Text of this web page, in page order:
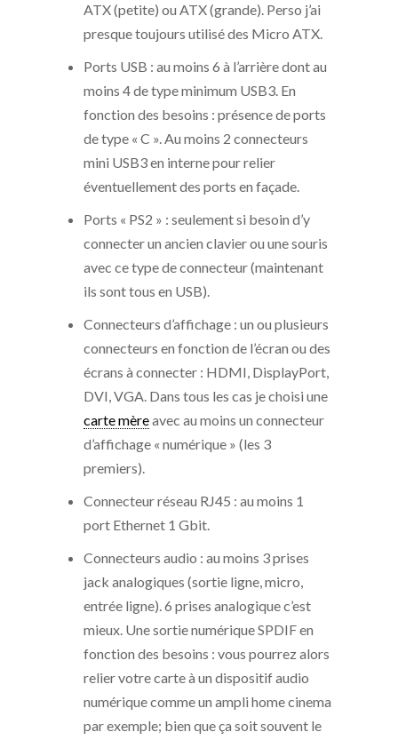
ATX (petite) ou ATX (grande). Perso j’ai
presque toujours utilisé des Micro ATX.
Ports USB : au moins 6 à l’arrière dont au
moins 4 de type minimum USB3. En
fonction des besoins : présence de ports
de type « C ». Au moins 2 connecteurs
mini USB3 en interne pour relier
éventuellement des ports en façade.
Ports « PS2 » : seulement si besoin d’y
connecter un ancien clavier ou une souris
avec ce type de connecteur (maintenant
ils sont tous en USB).
Connecteurs d’affichage : un ou plusieurs
connecteurs en fonction de l’écran ou des
écrans à connecter : HDMI, DisplayPort,
DVI, VGA. Dans tous les cas je choisi une
carte mèreavec au moins un connecteur
d’affichage « numérique » (les 3
premiers).
Connecteur réseau RJ45 : au moins 1
port Ethernet 1 Gbit.
Connecteurs audio : au moins 3 prises
jack analogiques (sortie ligne, micro,
entrée ligne). 6 prises analogique c’est
mieux. Une sortie numérique SPDIF en
fonction des besoins : vous pourrez alors
relier votre carte à un dispositif audio
numérique comme un ampli home cinema
par exemple; bien que ça soit souvent le